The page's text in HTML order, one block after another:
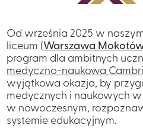
Od września 2025 w
liceum (Warszawa
program dla ambitnych
medyczno-naukowa
wyjątkowa okazja, by
medycznych i naukowych
w nowoczesnym,
systemie edukacyjnym.